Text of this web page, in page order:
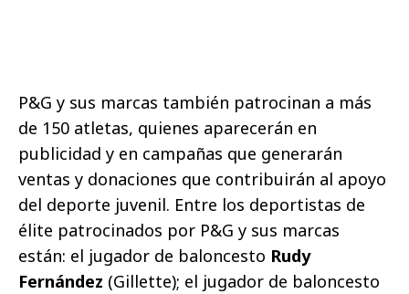
P&G y sus marcas también patrocinan a más
de 150 atletas, quienes aparecerán en
publicidad y en campañas que generarán
ventas y donaciones que contribuirán al apoyo
del deporte juvenil. Entre los deportistas de
élite patrocinados por P&G y sus marcas
están: el jugador de baloncesto Rudy
Fernández (Gillette); el jugador de baloncesto